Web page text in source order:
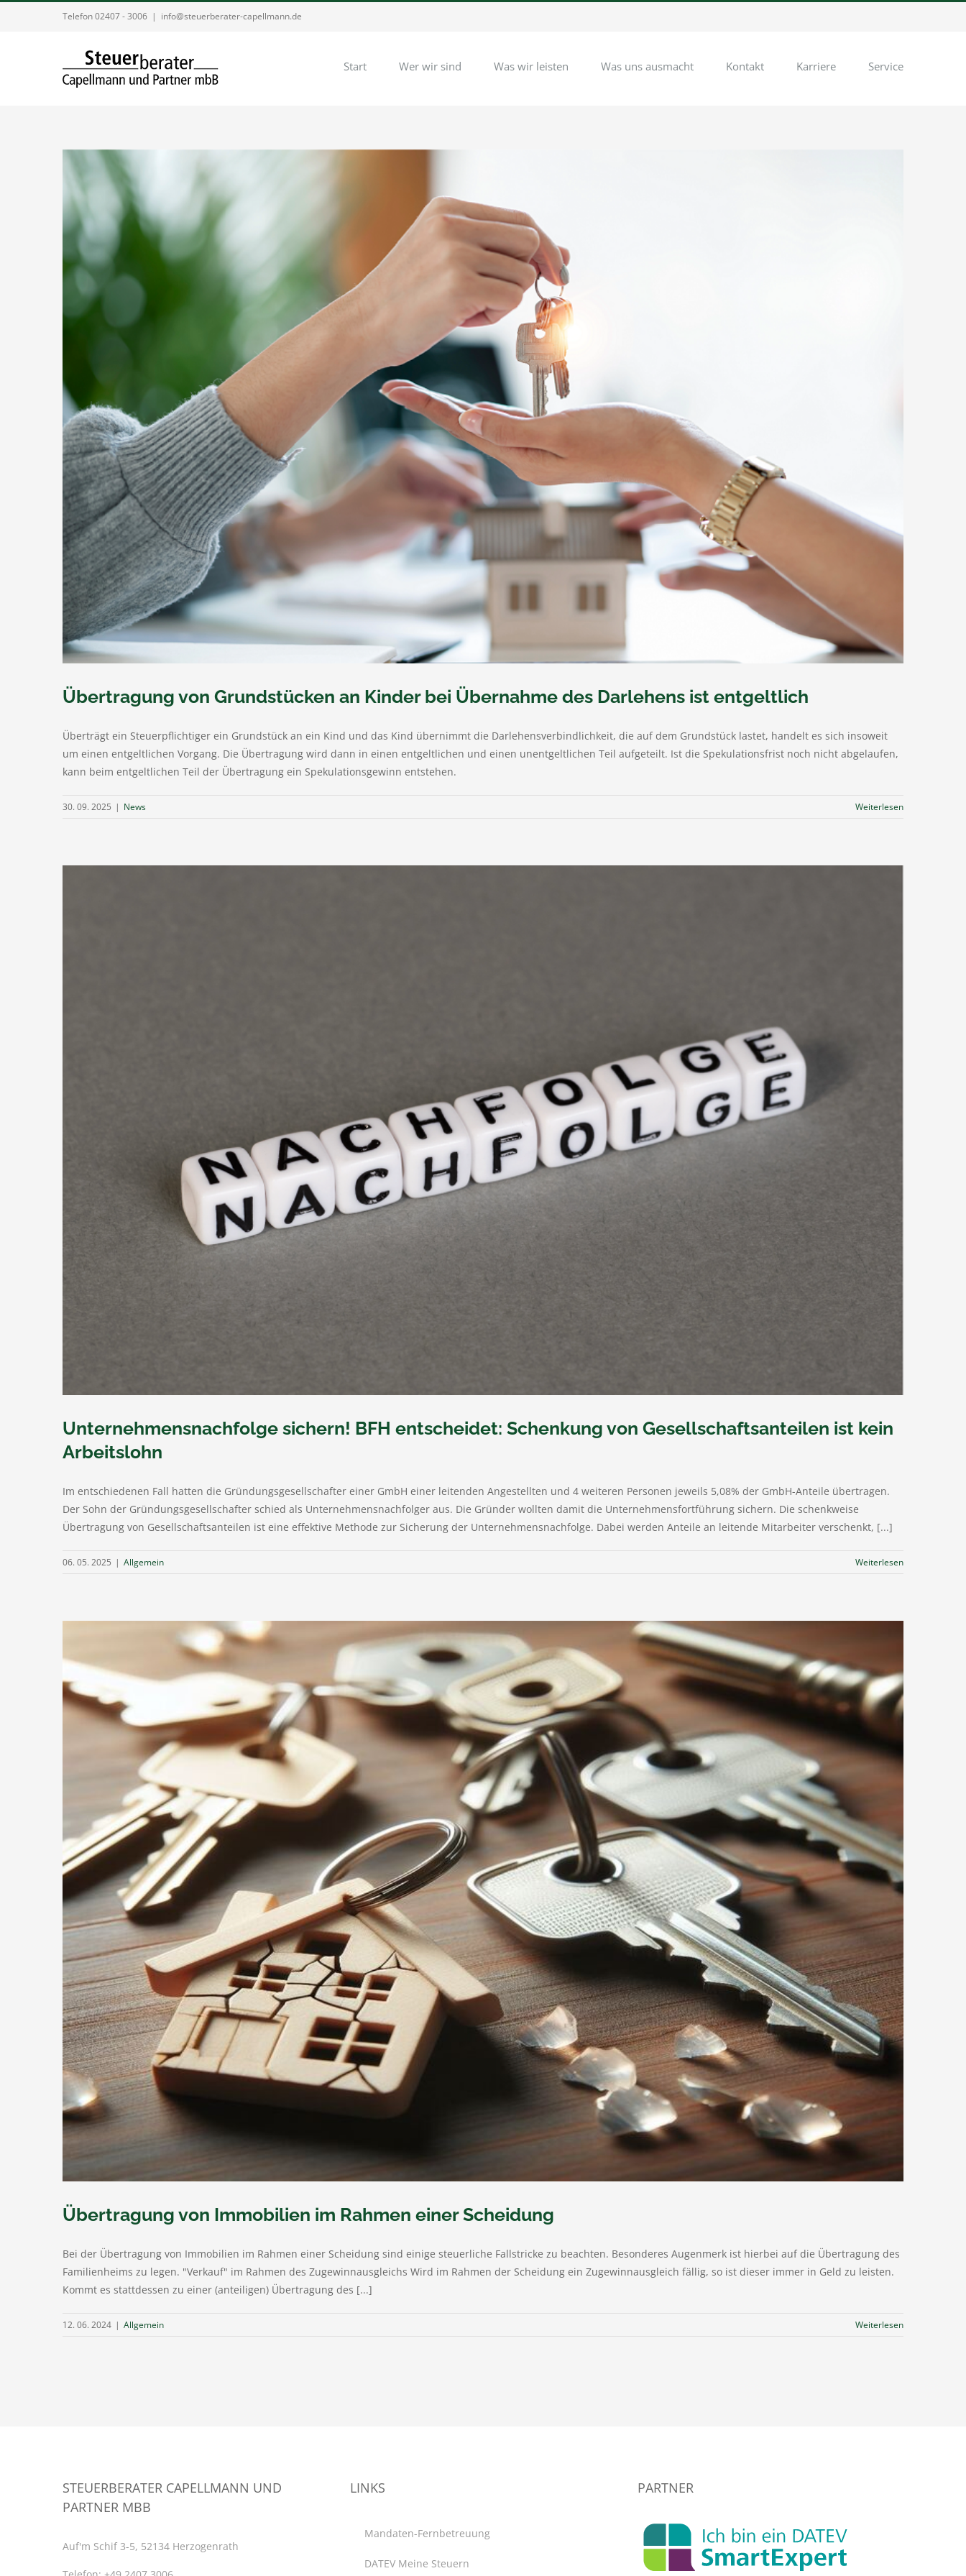
Telefon 02407 - 3006 | info@steuerberater-capellmann.de
Start Wer wir sind Was wir leisten Was uns ausmacht Kontakt Karriere Service
Übertragung von Grundstücken an Kinder bei Übernahme des Darlehens ist entgeltlich
Überträgt ein Steuerpflichtiger ein Grundstück an ein Kind und das Kind übernimmt die Darlehensverbindlichkeit, die auf dem Grundstück lastet, handelt es sich insoweit
um einen entgeltlichen Vorgang. Die Übertragung wird dann in einen entgeltlichen und einen unentgeltlichen Teil aufgeteilt. Ist die Spekulationsfrist noch nicht abgelaufen,
kann beim entgeltlichen Teil der Übertragung ein Spekulationsgewinn entstehen.
30. 09. 2025 | News Weiterlesen
Unternehmensnachfolge sichern! BFH entscheidet: Schenkung von Gesellschaftsanteilen ist kein
Arbeitslohn
Im entschiedenen Fall hatten die Gründungsgesellschafter einer GmbH einer leitenden Angestellten und 4 weiteren Personen jeweils 5,08% der GmbH-Anteile übertragen.
Der Sohn der Gründungsgesellschafter schied als Unternehmensnachfolger aus. Die Gründer wollten damit die Unternehmensfortführung sichern. Die schenkweise
Übertragung von Gesellschaftsanteilen ist eine effektive Methode zur Sicherung der Unternehmensnachfolge. Dabei werden Anteile an leitende Mitarbeiter verschenkt, [...]
06. 05. 2025 | Allgemein Weiterlesen
Übertragung von Immobilien im Rahmen einer Scheidung
Bei der Übertragung von Immobilien im Rahmen einer Scheidung sind einige steuerliche Fallstricke zu beachten. Besonderes Augenmerk ist hierbei auf die Übertragung des
Familienheims zu legen. "Verkauf" im Rahmen des Zugewinnausgleichs Wird im Rahmen der Scheidung ein Zugewinnausgleich fällig, so ist dieser immer in Geld zu leisten.
Kommt es stattdessen zu einer (anteiligen) Übertragung des [...]
12. 06. 2024 | Allgemein Weiterlesen
STEUERBERATER CAPELLMANN UND
PARTNER MBB
Auf'm Schif 3-5, 52134 Herzogenrath
LINKS
Mandaten-Fernbetreuung
DATEV Meine Steuern
PARTNER